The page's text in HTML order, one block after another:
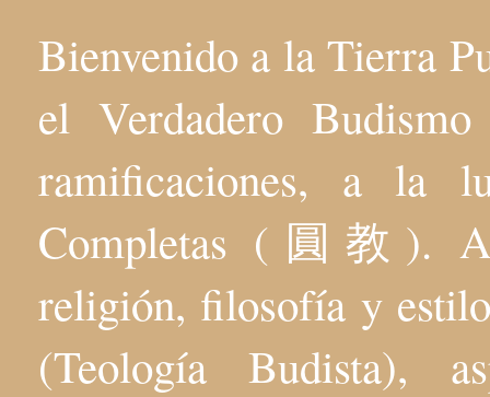
Bienvenido a la Tierra
el Verdadero
ramificaciones, a la
Completas (圓教).
religión, filosofía y
(Teología Budista),